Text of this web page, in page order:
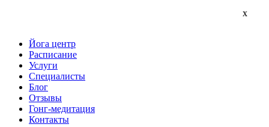
Йога центр
Расписание
Услуги
Специалисты
Блог
Отзывы
Гонг-медитация
Контакты
x
x
x